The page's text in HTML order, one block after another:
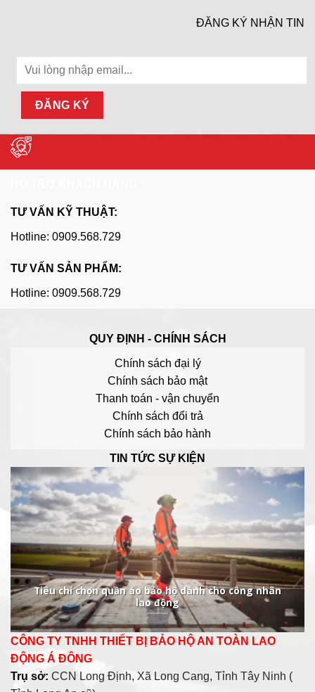
ĐĂNG KÝ NHẬN TIN
TƯ VẤN KỸ THUẬT:
Hotline: 0909.568.729
TƯ VẤN SẢN PHẨM:
Hotline: 0909.568.729
QUY ĐỊNH - CHÍNH SÁCH
Chính sách đại lý
Chính sách bảo mật
Thanh toán - vận chuyển
Chính sách đổi trả
Chính sách bảo hành
TIN TỨC SỰ KIỆN
Tiêu chí chọn quần áo bảo hộ dành cho công nhân
lao động
CÔNG TY TNHH THIẾT BỊ BẢO HỘ AN TOÀN LAO
ĐỘNG Á ĐÔNG
Trụ sở: CCN Long Định, Xã Long Cang, Tỉnh Tây Ninh (